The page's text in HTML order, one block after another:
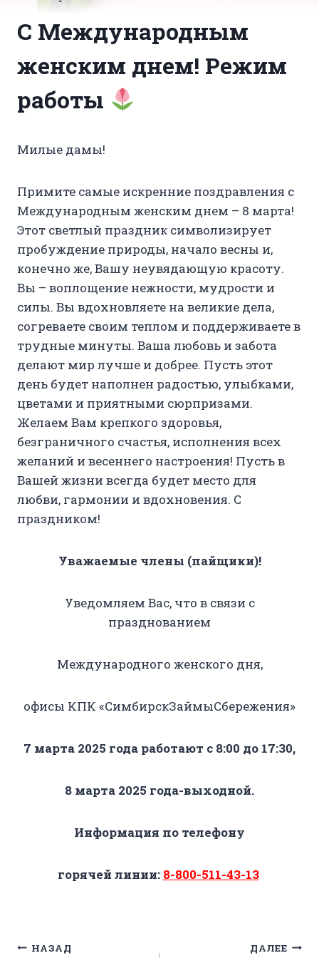
С Международным
женским днем! Режим
работы
Милые дамы!
Примите самые искренние поздравления с
Международным женским днем – 8 марта!
Этот светлый праздник символизирует
пробуждение природы, начало весны и,
конечно же, Вашу неувядающую красоту.
Вы – воплощение нежности, мудрости и
силы. Вы вдохновляете на великие дела,
согреваете своим теплом и поддерживаете в
трудные минуты. Ваша любовь и забота
делают мир лучше и добрее. Пусть этот
день будет наполнен радостью, улыбками,
цветами и приятными сюрпризами.
Желаем Вам крепкого здоровья,
безграничного счастья, исполнения всех
желаний и весеннего настроения! Пусть в
Вашей жизни всегда будет место для
любви, гармонии и вдохновения. С
праздником!
Уважаемые члены (пайщики)!
Уведомляем Вас, что в связи с
празднованием
Международного женского дня,
офисы КПК «СимбирскЗаймыСбережения»
7 марта 2025 года работают с 8:00 до 17:30,
8 марта 2025 года-выходной.
Информация по телефону
горячей линии: 8-800-511-43-13
Навигация
НАЗАД ДАЛЕЕ